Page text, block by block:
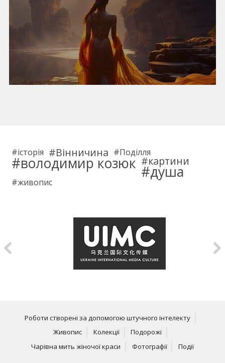
історія Вінничина Поділля
володимир козюк картини
душа
живопис
Роботи створені за допомогою штучного інтелекту
Живопис
Колекції
Подорожі
Чарівна мить жіночої краси
Фотографії Події